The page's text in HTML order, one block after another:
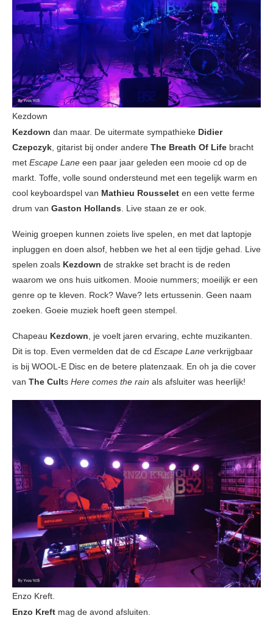
Kezdown
Kezdown dan maar. De uitermate sympathieke Didier
Czepczyk, gitarist bij onder andere The Breath Of Life bracht
met Escape Lane een paar jaar geleden een mooie cd op de
markt. Toffe, volle sound ondersteund met een tegelijk warm en
cool keyboardspel van Mathieu Rousselet en een vette ferme
drum van Gaston Hollands. Live staan ze er ook.
Weinig groepen kunnen zoiets live spelen, en met dat laptopje
inpluggen en doen alsof, hebben we het al een tijdje gehad. Live
spelen zoals Kezdown de strakke set bracht is de reden
waarom we ons huis uitkomen. Mooie nummers; moeilijk er een
genre op te kleven. Rock? Wave? Iets ertussenin. Geen naam
zoeken. Goeie muziek hoeft geen stempel.
Chapeau Kezdown, je voelt jaren ervaring, echte muzikanten.
Dit is top. Even vermelden dat de cd Escape Lane verkrijgbaar
is bij WOOL-E Disc en de betere platenzaak. En oh ja die cover
van The Cults Here comes the rain als afsluiter was heerlijk!
Enzo Kreft.
Enzo Kreft mag de avond afsluiten.